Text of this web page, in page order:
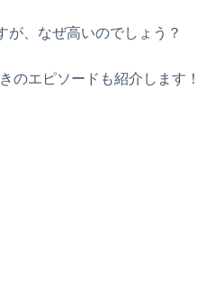
が、なぜ高いのでしょう？
のエピソードも紹介します！